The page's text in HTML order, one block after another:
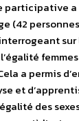
participative
(42
a permis
et
des